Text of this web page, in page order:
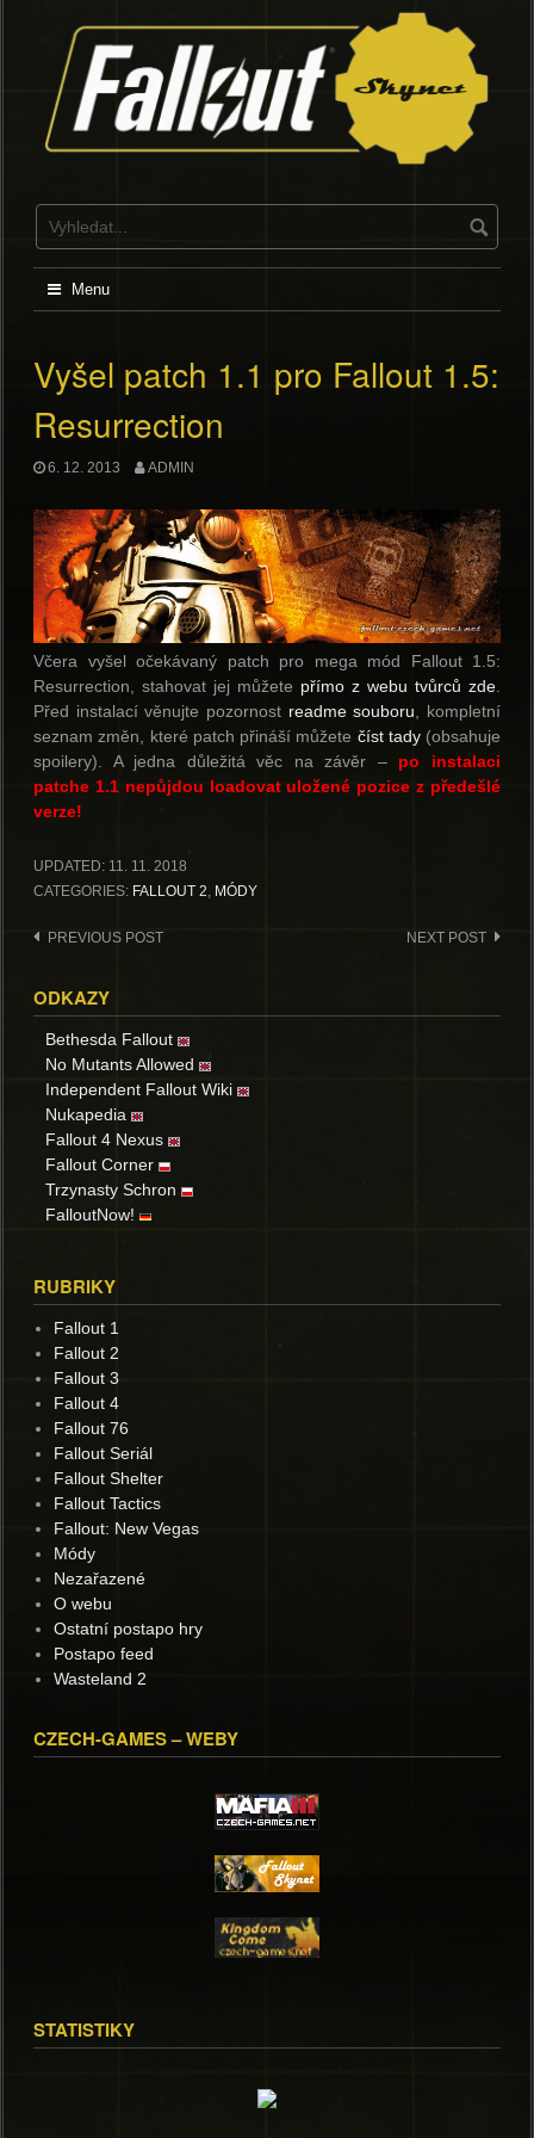
Menu
Vyšel patch 1.1 pro Fallout 1.5:
Resurrection
6. 12. 2013 ADMIN
Včera vyšel očekávaný patch pro mega mód Fallout 1.5:
Resurrection, stahovat jej můžete přímo z webu tvůrců zde.
Před instalací věnujte pozornost readme souboru, kompletní
seznam změn, které patch přináší můžete číst tady(obsahuje
spoilery). A jedna důležitá věc na závěr – po instalaci
patche 1.1 nepůjdou loadovat uložené pozice z předešlé
verze!
UPDATED: 11. 11. 2018
CATEGORIES: FALLOUT 2, MÓDY
Post
PREVIOUS POST NEXT POST
ODKAZY
Bethesda Fallout
No Mutants Allowed
Independent Fallout Wiki
Nukapedia
Fallout 4 Nexus
Fallout Corner
Trzynasty Schron
FalloutNow!
RUBRIKY
Fallout 1
Fallout 2
Fallout 3
Fallout 4
Fallout 76
Fallout Seriál
Fallout Shelter
Fallout Tactics
Fallout: New Vegas
Módy
Nezařazené
O webu
Ostatní postapo hry
Postapo feed
Wasteland 2
CZECH-GAMES – WEBY
STATISTIKY